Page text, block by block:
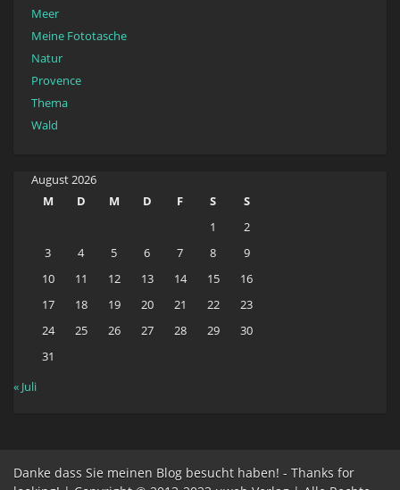
Meer
Meine Fototasche
Natur
Provence
Thema
Wald
August 2026
M
D M D F S
S
1
2
3
4 5 6 7 8
9
10
11 12 13 14 15
16
17
18 19 20 21 22
23
24
25 26 27 28 29
30
31
« Juli
Danke dass Sie meinen Blog besucht haben! - Thanks for